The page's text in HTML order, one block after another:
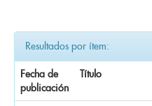
Resultados por ítem:
Fecha de
publicación
Título